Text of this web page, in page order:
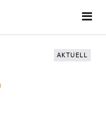
AKTUELL